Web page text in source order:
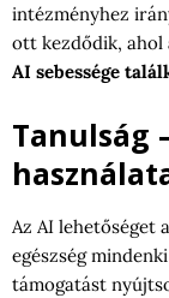
intézményhez
ott kezdődik, ahol
AI sebessége
Tanulság
Az AI lehetőséget
egészség
támogatást